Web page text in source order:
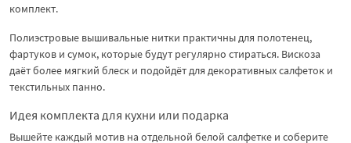
комплект.
Полиэстровые вышивальные нитки практичны для полотенец,
фартуков и сумок, которые будут регулярно стираться. Вискоза
даёт более мягкий блеск и подойдёт для декоративных салфеток и
текстильных панно.
Идея комплекта для кухни или подарка
Вышейте каждый мотив на отдельной белой салфетке и соберите